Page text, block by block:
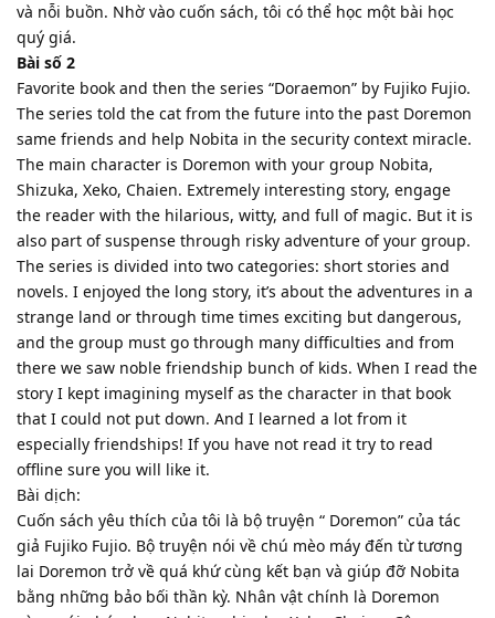
và nỗi buồn. Nhờ vào cuốn sách, tôi có thể học một bài học
quý giá.
Bài số 2
Favorite book and then the series “Doraemon” by Fujiko Fujio.
The series told the cat from the future into the past Doremon
same friends and help Nobita in the security context miracle.
The main character is Doremon with your group Nobita,
Shizuka, Xeko, Chaien. Extremely interesting story, engage
the reader with the hilarious, witty, and full of magic. But it is
also part of suspense through risky adventure of your group.
The series is divided into two categories: short stories and
novels. I enjoyed the long story, it’s about the adventures in a
strange land or through time times exciting but dangerous,
and the group must go through many difficulties and from
there we saw noble friendship bunch of kids. When I read the
story I kept imagining myself as the character in that book
that I could not put down. And I learned a lot from it
especially friendships! If you have not read it try to read
offline sure you will like it.
Bài dịch:
Cuốn sách yêu thích của tôi là bộ truyện “ Doremon” của tác
giả Fujiko Fujio. Bộ truyện nói về chú mèo máy đến từ tương
lai Doremon trở về quá khứ cùng kết bạn và giúp đỡ Nobita
bằng những bảo bối thần kỳ. Nhân vật chính là Doremon